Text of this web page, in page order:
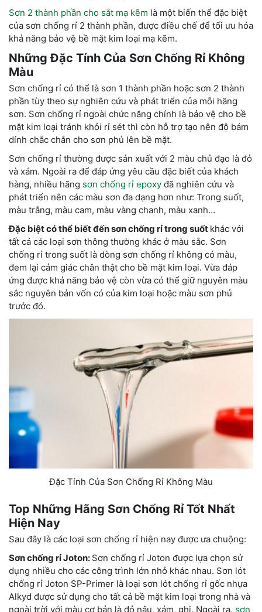
Sơn 2 thành phần cho sắt mạ kẽm là một biến thể đặc biệt
của sơn chống rỉ 2 thành phần, được điều chế để tối ưu hóa
khả năng bảo vệ bề mặt kim loại mạ kẽm.
Những Đặc Tính Của Sơn Chống Rỉ Không
Màu
Sơn chống rỉ có thể là sơn 1 thành phần hoặc sơn 2 thành
phần tùy theo sự nghiên cứu và phát triển của mỗi hãng
sơn. Sơn chống rỉ ngoài chức năng chính là bảo vệ cho bề
mặt kim loại tránh khỏi rỉ sét thì còn hỗ trợ tạo nên độ bám
dính chắc chắn cho sơn phủ lên bề mặt.
Sơn chống rỉ thường được sản xuất với 2 màu chủ đạo là đỏ
và xám. Ngoài ra để đáp ứng yêu cầu đặc biết của khách
hàng, nhiều hãng sơn chống rỉ epoxy đã nghiên cứu và
phát triển nên các màu sơn đa dạng hơn như: Trong suốt,
màu trắng, màu cam, màu vàng chanh, màu xanh…
Đặc biệt có thể biết đến sơn chống rỉ trong suốt khác với
tất cả các loại sơn thông thường khác ở màu sắc. Sơn
chống rỉ trong suốt là dòng sơn chống rỉ không có màu,
đem lại cảm giác chân thật cho bề mặt kim loại. Vừa đáp
ứng được khả năng bảo vệ còn vừa có thể giữ nguyên màu
sắc nguyên bản vốn có của kim loại hoặc màu sơn phủ
trước đó.
Đặc Tính Của Sơn Chống Rỉ Không Màu
Top Những Hãng Sơn Chống Rỉ Tốt Nhất
Hiện Nay
Sau đây là các loại sơn chống rỉ hiện nay được ưa chuộng:
Sơn chống rỉ Joton: Sơn chống rỉ Joton được lựa chọn sử
dụng nhiều cho các công trình lớn nhỏ khác nhau. Sơn lót
chống rỉ Joton SP-Primer là loại sơn lót chống rỉ gốc nhựa
Alkyd được sử dụng cho tất cả bề mặt kim loại trong nhà và
ngoài trời với màu cơ bản là đỏ nâu, xám, ghi. Ngoài ra, sơn